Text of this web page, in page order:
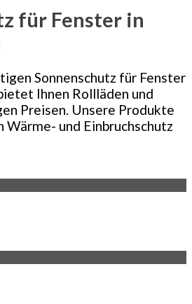
für Fenster in
Sonnenschutz für Fenster
Ihnen Rollläden und
Preisen. Unsere Produkte
Wärme- und Einbruchschutz